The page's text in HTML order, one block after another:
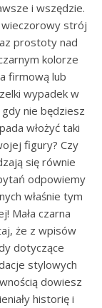
i wszędzie.
wieczorowy strój
prostoty nad
kolorze
firmową lub
wypadek w
nie będziesz
włożyć taki
figury? Czy
się równie
odpowiemy
właśnie tym
Mała czarna
że z wpisów
dotyczące
stylowych
dowiesz
historię i